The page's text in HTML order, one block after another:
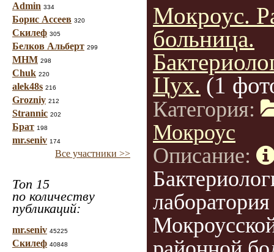
Admin 334
Борис Ассеев 320
Скилеф 305
Белков Альберт 299
МНМ 298
Chuk 220
alek48s 216
Grozniy 212
Strannic 202
Брат 198
mr.seniv 174
Все участники >>
Топ 15
по количеству
публикаций:
mr.seniv 45225
Скилеф 40848
Мокроус.
больница.
Цух. (1
Категория:
Мокроус
Описание: